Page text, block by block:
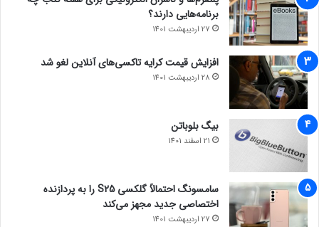
برنامه‌هایی دارند؟
27 اردیبهشت 1401
افزایش قیمت کرایه تاکسی‌های آنلاین لغو شد
28 اردیبهشت 1401
بیگ بلوباتن
21 اسفند 1401
سامسونگ احتمالاً گلکسی S25 را به پردازنده
اختصاصی جدید مجهز می‌کند
27 اردیبهشت 1401